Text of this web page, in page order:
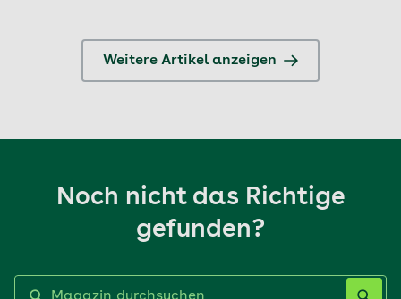
Weitere Artikel anzeigen
Noch nicht das Richtige
gefunden?